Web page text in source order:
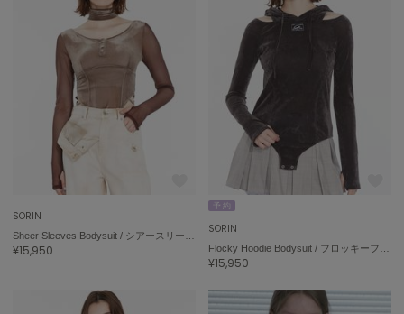
NOWNS
ナウンス
オン
Onitsuka Tiger
SORIN
¥15,950
予 約
SORIN
¥15,950